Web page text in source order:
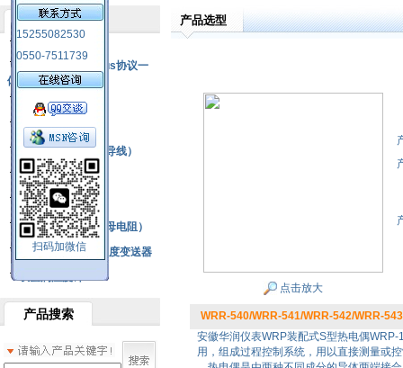
15255082530
0550-7511739
扫码加微信
产品列表
RS485通讯modbus协议一
体化现场智能仪表
热电偶
压力式温度计
热电偶补偿电缆（导线）
振动传感器
热电阻
铂热电阻元件（云母电阻）
SBW系列一体化温度变送器
双金属温度计
产品搜索
产品选型
点击放大
WRR-540/WRR-541/WRR-542/WRR-
安徽华润仪表WRP装配式S型热电偶
用，组成过程控制系统，用以直接测量或